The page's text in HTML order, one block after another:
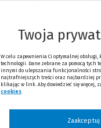
Twoja
W celu zapewnienia Ci optymalnej
technologii. Dane zebrane za pomocą tych
innymi do ulepszania funkcjonalności
najtrafniejszych treści oraz najbardziej
klikając w link. Aby dowiedzieć się więcej,
cookies